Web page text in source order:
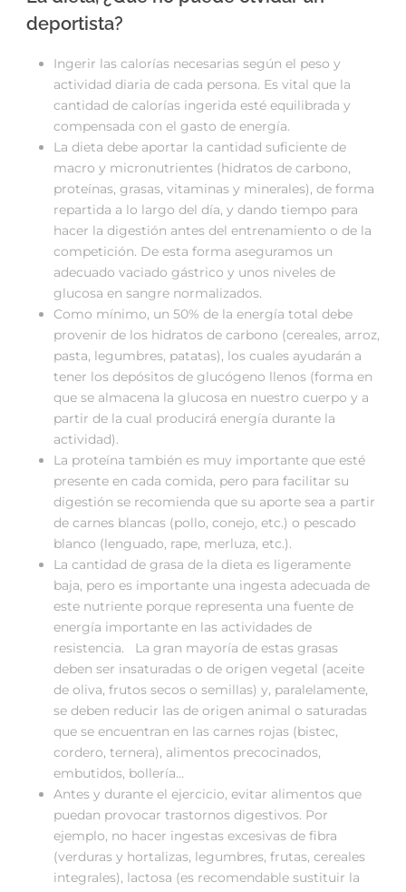
deportista?
Ingerir las calorías necesarias según el peso y
actividad diaria de cada persona. Es vital que la
cantidad de calorías ingerida esté equilibrada y
compensada con el gasto de energía.
La dieta debe aportar la cantidad suficiente de
macro y micronutrientes (hidratos de carbono,
proteínas, grasas, vitaminas y minerales), de forma
repartida a lo largo del día, y dando tiempo para
hacer la digestión antes del entrenamiento o de la
competición. De esta forma aseguramos un
adecuado vaciado gástrico y unos niveles de
glucosa en sangre normalizados.
Como mínimo, un 50% de la energía total debe
provenir de los hidratos de carbono (cereales, arroz,
pasta, legumbres, patatas), los cuales ayudarán a
tener los depósitos de glucógeno llenos (forma en
que se almacena la glucosa en nuestro cuerpo y a
partir de la cual producirá energía durante la
actividad).
La proteína también es muy importante que esté
presente en cada comida, pero para facilitar su
digestión se recomienda que su aporte sea a partir
de carnes blancas (pollo, conejo, etc.) o pescado
blanco (lenguado, rape, merluza, etc.).
La cantidad de grasa de la dieta es ligeramente
baja, pero es importante una ingesta adecuada de
este nutriente porque representa una fuente de
energía importante en las actividades de
resistencia. La gran mayoría de estas grasas
deben ser insaturadas o de origen vegetal (aceite
de oliva, frutos secos o semillas) y, paralelamente,
se deben reducir las de origen animal o saturadas
que se encuentran en las carnes rojas (bistec,
cordero, ternera), alimentos precocinados,
embutidos, bollería…
Antes y durante el ejercicio, evitar alimentos que
puedan provocar trastornos digestivos. Por
ejemplo, no hacer ingestas excesivas de fibra
(verduras y hortalizas, legumbres, frutas, cereales
integrales), lactosa (es recomendable sustituir la